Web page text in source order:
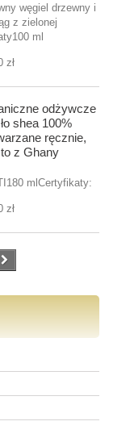
węgiel drzewny i
z zielonej
ml
zł
odżywcze
shea 100%
ręcznie,
z Ghany
mlCertyfikaty:
zł